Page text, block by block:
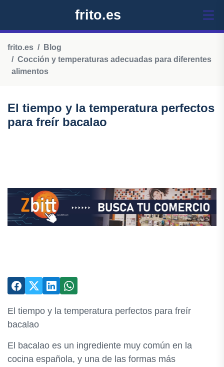
frito.es
frito.es
Blog
Cocción y temperaturas adecuadas para diferentes
alimentos
El tiempo y la temperatura perfectos
para freír bacalao
El tiempo y la temperatura perfectos para freír
bacalao
El bacalao es un ingrediente muy común en la
cocina española, y una de las formas más